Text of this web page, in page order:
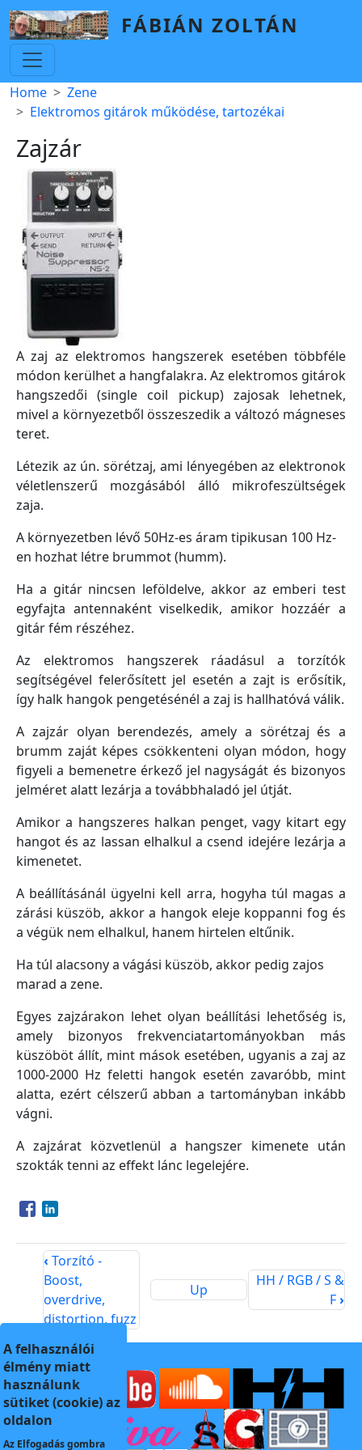
Skip to main content
FÁBIÁN ZOLTÁN
Breadcrumb
Home
Zene
Elektromos gitárok működése, tartozékai
Zajzár
A zaj az elektromos hangszerek esetében többféle
módon kerülhet a hangfalakra. Az elektromos gitárok
hangszedői (single coil pickup) zajosak lehetnek,
mivel a környezetből összeszedik a változó mágneses
teret.
Létezik az ún. sörétzaj, ami lényegében az elektronok
véletlenszerű mozgásából álló mikrofeszültségek
zaja.
A környezetben lévő 50Hz-es áram tipikusan 100 Hz-
en hozhat létre brummot (humm).
Ha a gitár nincsen leföldelve, akkor az emberi test
egyfajta antennaként viselkedik, amikor hozzáér a
gitár fém részéhez.
Az elektromos hangszerek ráadásul a torzítók
segítségével felerősített jel esetén a zajt is erősítik,
így halk hangok pengetésénél a zaj is hallhatóvá válik.
A zajzár olyan berendezés, amely a sörétzaj és a
brumm zaját képes csökkenteni olyan módon, hogy
figyeli a bemenetre érkező jel nagyságát és bizonyos
jelméret alatt lezárja a továbbhaladó jel útját.
Amikor a hangszeres halkan penget, vagy kitart egy
hangot és az lassan elhalkul a csend idejére lezárja a
kimenetet.
A beállításánál ügyelni kell arra, hogyha túl magas a
zárási küszöb, akkor a hangok eleje koppanni fog és
a végük nem elhalkul, hanem hirtelen eltűnik.
Ha túl alacsony a vágási küszöb, akkor pedig zajos
marad a zene.
Egyes zajzárakon lehet olyan beállítási lehetőség is,
amely bizonyos frekvenciatartományokban más
küszöböt állít, mint mások esetében, ugyanis a zaj az
1000-2000 Hz feletti hangok esetén zavaróbb, mint
alatta, ezért célszerű abban a tartományban inkább
vágni.
A zajzárat közvetlenül a hangszer kimenete után
szokták tenni az effekt lánc legelejére.
Opens in a new window
Opens in a new window
‹ Torzító -
Boost,
overdrive,
distortion, fuzz
Up
HH / RGB / S &
F›
A felhasználói
élmény miatt
használunk
sütiket (cookie) az
oldalon
Az Elfogadásgombra